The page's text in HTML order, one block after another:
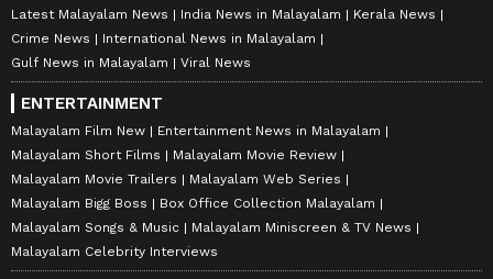
Latest Malayalam News
India News in Malayalam
Kerala News
Crime News
International News in Malayalam
Gulf News in Malayalam
Viral News
ENTERTAINMENT
Malayalam Film New
Entertainment News in Malayalam
Malayalam Short Films
Malayalam Movie Review
Malayalam Movie Trailers
Malayalam Web Series
Malayalam Bigg Boss
Box Office Collection Malayalam
Malayalam Songs & Music
Malayalam Miniscreen & TV News
Malayalam Celebrity Interviews